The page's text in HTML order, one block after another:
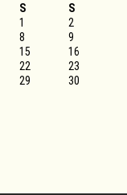
S
S
1
2
8
9
15
16
22
23
29
30